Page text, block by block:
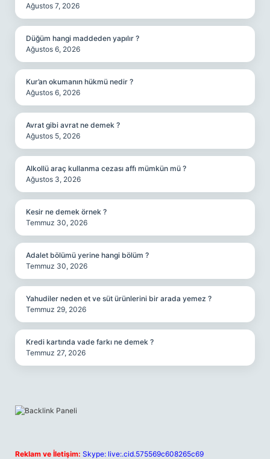
Ağustos 7, 2026
Düğüm hangi maddeden yapılır ?
Ağustos 6, 2026
Kur’an okumanın hükmü nedir ?
Ağustos 6, 2026
Avrat gibi avrat ne demek ?
Ağustos 5, 2026
Alkollü araç kullanma cezası affı mümkün mü ?
Ağustos 3, 2026
Kesir ne demek örnek ?
Temmuz 30, 2026
Adalet bölümü yerine hangi bölüm ?
Temmuz 30, 2026
Yahudiler neden et ve süt ürünlerini bir arada yemez ?
Temmuz 29, 2026
Kredi kartında vade farkı ne demek ?
Temmuz 27, 2026
Reklam ve İletişim: Skype: live:.cid.575569c608265c69